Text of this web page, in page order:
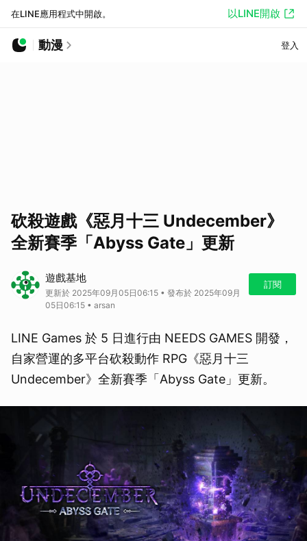
在LINE應用程式中開啟。 以LINE開啟
動漫 登入
砍殺遊戲《惡月十三 Undecember》
全新賽季「Abyss Gate」更新
遊戲基地
更新於 2025年09月05日06:15 • 發布於 2025年09月
05日06:15 • arsan
訂閱
LINE Games 於 5 日進行由 NEEDS GAMES 開發，
自家營運的多平台砍殺動作 RPG《惡月十三
Undecember》全新賽季「Abyss Gate」更新。